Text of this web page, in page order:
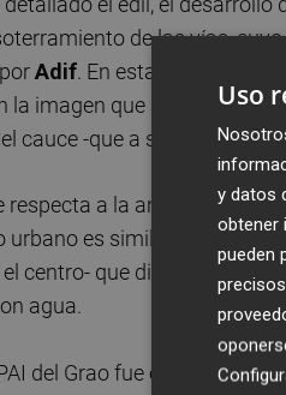
de las vías,
Adif. En esta línea la
la imagen que acompaña a
cauce -que a su vez
respecta a la anchura del
urbano es similar a la del
centro- que dificulte esta
agua.
del Grao fue encargado
Uso
y datos
obtener
pueden